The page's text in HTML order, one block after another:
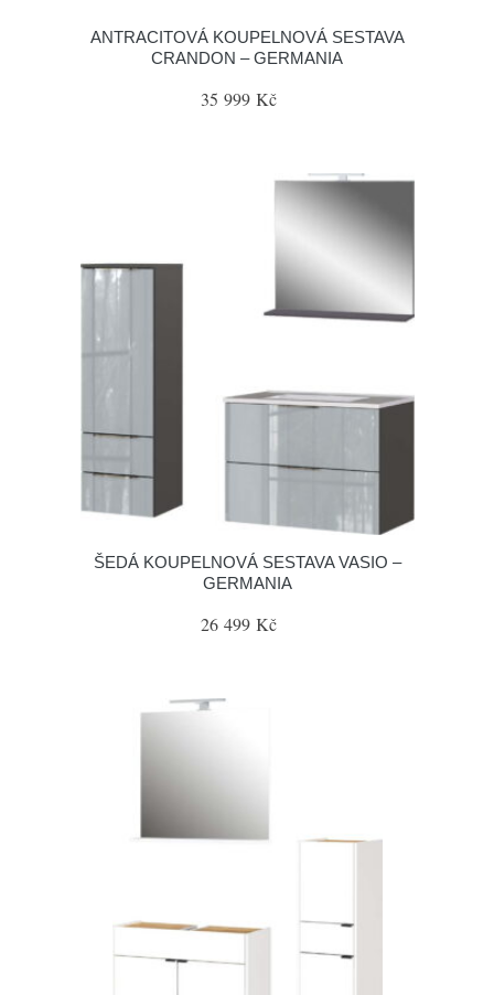
ANTRACITOVÁ KOUPELNOVÁ SESTAVA
CRANDON – GERMANIA
35 999 Kč
ŠEDÁ KOUPELNOVÁ SESTAVA VASIO –
GERMANIA
26 499 Kč